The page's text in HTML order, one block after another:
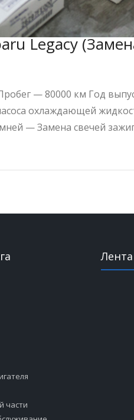
Legacy
— 80000 км Год
охлаждающей
— Замена свечей
части